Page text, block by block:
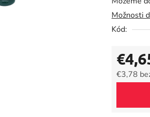
0,0
z
5
Možnosti
Kód:
€3,78